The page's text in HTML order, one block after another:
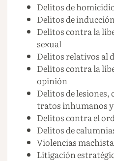
Delitos de
Delitos de
Delitos contra la
sexual
Delitos relativos al
Delitos contra la
opinión
Delitos de
tratos inhumanos
Delitos contra el
Delitos de
Violencias
Litigación